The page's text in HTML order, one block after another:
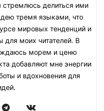
стремлюсь делиться ими
тремя языками, что
мировых тенденций и
для моих читателей. В
морем и ценю
добавляют мне энергии
и вдохновения для